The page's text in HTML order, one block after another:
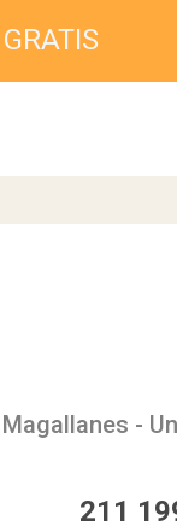
GRATIS
-
211